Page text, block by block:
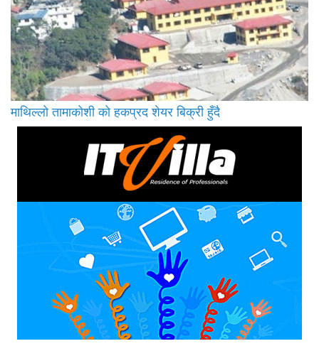
माथिल्लो तामाकोशी को हकप्रद शेयर बिक्री हुँदै